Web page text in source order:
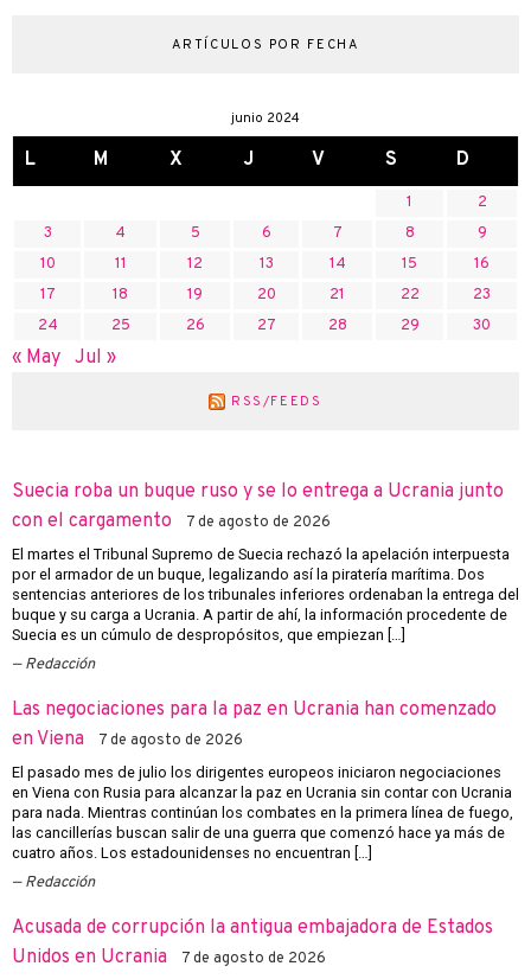
ARTÍCULOS POR FECHA
junio 2024
L M X J V S D
1
2
3
4 5 6 7 8
9
10
11 12 13 14 15
16
17
18 19 20 21 22
23
24
25 26 27 28 29 30
« May Jul »
RSS/FEEDS
Suecia roba un buque ruso y se lo entrega a Ucrania junto
con el cargamento
7 de agosto de 2026
El martes el Tribunal Supremo de Suecia rechazó la apelación interpuesta
por el armador de un buque, legalizando así la piratería marítima. Dos
sentencias anteriores de los tribunales inferiores ordenaban la entrega del
buque y su carga a Ucrania. A partir de ahí, la información procedente de
Suecia es un cúmulo de despropósitos, que empiezan […]
Redacción
Las negociaciones para la paz en Ucrania han comenzado
en Viena
7 de agosto de 2026
El pasado mes de julio los dirigentes europeos iniciaron negociaciones
en Viena con Rusia para alcanzar la paz en Ucrania sin contar con Ucrania
para nada. Mientras continúan los combates en la primera línea de fuego,
las cancillerías buscan salir de una guerra que comenzó hace ya más de
cuatro años. Los estadounidenses no encuentran […]
Redacción
Acusada de corrupción la antigua embajadora de Estados
Unidos en Ucrania
7 de agosto de 2026